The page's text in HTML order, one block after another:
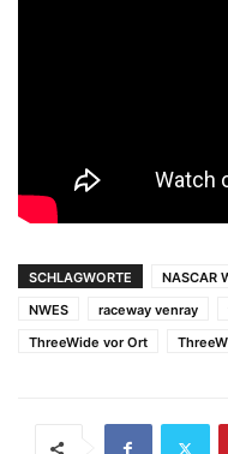
SCHLAGWORTE NASCAR
NWES
raceway venray
ThreeWide vor Ort